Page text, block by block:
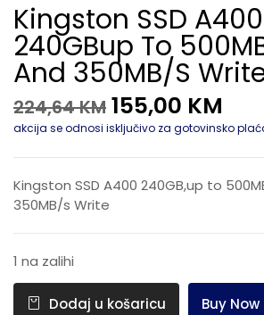
Kingston SSD A400
240GBup To
And 350MB/s
224,64KM 155,00 KM
akcija se odnosi isključivo za gotovinsko
Kingston SSD A400 240GB,up to
350MB/s Write
1 na zalihi
Dodaj u košaricu Buy Now